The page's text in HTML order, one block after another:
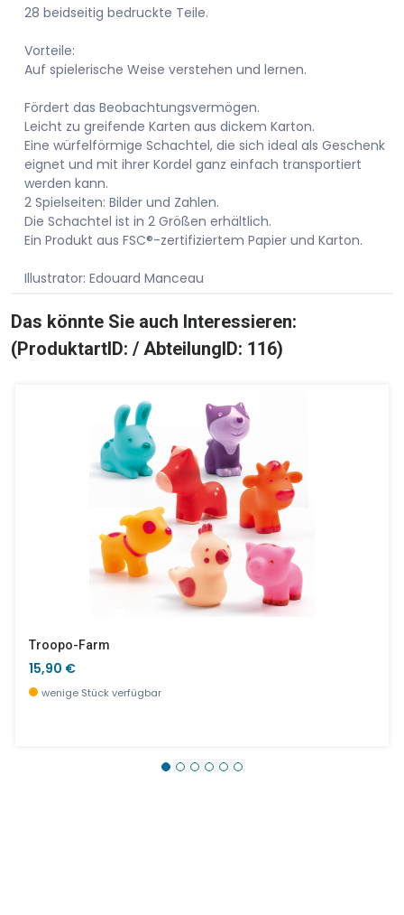
28 beidseitig bedruckte Teile.
Vorteile:
Auf spielerische Weise verstehen und lernen.
Fördert das Beobachtungsvermögen.
Leicht zu greifende Karten aus dickem Karton.
Eine würfelförmige Schachtel, die sich ideal als Geschenk
eignet und mit ihrer Kordel ganz einfach transportiert
werden kann.
2 Spielseiten: Bilder und Zahlen.
Die Schachtel ist in 2 Größen erhältlich.
Ein Produkt aus FSC®-zertifiziertem Papier und Karton.
Illustrator: Edouard Manceau
Das könnte Sie auch Interessieren:
(ProduktartID: / AbteilungID: 116)
Troopo-Farm
15,90 €
wenige Stück verfügbar